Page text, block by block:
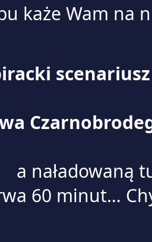
każe Wam na
a naładowaną
60 minut…